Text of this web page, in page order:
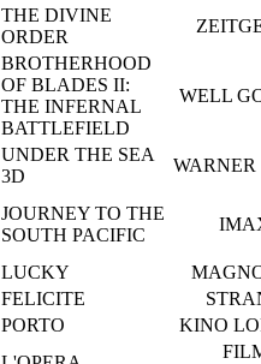
THE DIVINE
ORDER
BROTHERHOOD
OF BLADES II:
THE INFERNAL
BATTLEFIELD
WELL
UNDER THE SEA
3D
WARNER
JOURNEY TO THE
SOUTH PACIFIC
LUCKY
FELICITE
PORTO
KINO